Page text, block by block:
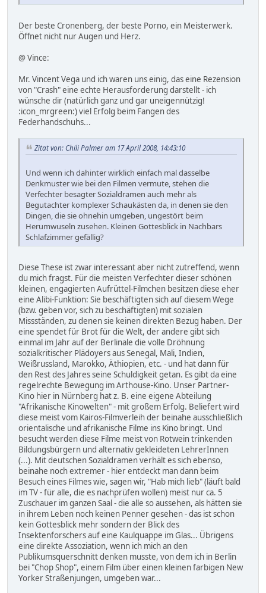
Der beste Cronenberg, der beste Porno, ein Meisterwerk.
Öffnet nicht nur Augen und Herz.
@ Vince:
Mr. Vincent Vega und ich waren uns einig, das eine Rezension
von "Crash" eine echte Herausforderung darstellt - ich
wünsche dir (natürlich ganz und gar uneigennützig!
:icon_mrgreen:) viel Erfolg beim Fangen des
Federhandschuhs...
Zitat von: Chili Palmer am 17 April 2008, 14:43:10
Und wenn ich dahinter wirklich einfach mal dasselbe
Denkmuster wie bei den Filmen vermute, stehen die
Verfechter besagter Sozialdramen auch mehr als
Begutachter komplexer Schaukästen da, in denen sie den
Dingen, die sie ohnehin umgeben, ungestört beim
Herumwuseln zusehen. Kleinen Gottesblick in Nachbars
Schlafzimmer gefällig?
Diese These ist zwar interessant aber nicht zutreffend, wenn
du mich fragst. Für die meisten Verfechter dieser schönen
kleinen, engagierten Aufrüttel-Filmchen besitzen diese eher
eine Alibi-Funktion: Sie beschäftigten sich auf diesem Wege
(bzw. geben vor, sich zu beschäftigten) mit sozialen
Missständen, zu denen sie keinen direkten Bezug haben. Der
eine spendet für Brot für die Welt, der andere gibt sich
einmal im Jahr auf der Berlinale die volle Dröhnung
sozialkritischer Plädoyers aus Senegal, Mali, Indien,
Weißrussland, Marokko, Äthiopien, etc. - und hat dann für
den Rest des Jahres seine Schuldigkeit getan. Es gibt da eine
regelrechte Bewegung im Arthouse-Kino. Unser Partner-
Kino hier in Nürnberg hat z. B. eine eigene Abteilung
"Afrikanische Kinowelten" - mit großem Erfolg. Beliefert wird
diese meist vom Kairos-Filmverleih der beinahe ausschließlich
orientalische und afrikanische Filme ins Kino bringt. Und
besucht werden diese Filme meist von Rotwein trinkenden
Bildungsbürgern und alternativ gekleideten LehrerInnen
(...). Mit deutschen Sozialdramen verhält es sich ebenso,
beinahe noch extremer - hier entdeckt man dann beim
Besuch eines Filmes wie, sagen wir, "Hab mich lieb" (läuft bald
im TV - für alle, die es nachprüfen wollen) meist nur ca. 5
Zuschauer im ganzen Saal - die alle so aussehen, als hätten sie
in ihrem Leben noch keinen Penner gesehen - das ist schon
kein Gottesblick mehr sondern der Blick des
Insektenforschers auf eine Kaulquappe im Glas... Übrigens
eine direkte Assoziation, wenn ich mich an den
Publikumsquerschnitt denken musste, von dem ich in Berlin
bei "Chop Shop", einem Film über einen kleinen farbigen New
Yorker Straßenjungen, umgeben war...